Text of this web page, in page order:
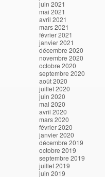
juin 2021
mai 2021
avril 2021
mars 2021
février 2021
janvier 2021
décembre 2020
novembre 2020
octobre 2020
septembre 2020
août 2020
juillet 2020
juin 2020
mai 2020
avril 2020
mars 2020
février 2020
janvier 2020
décembre 2019
octobre 2019
septembre 2019
juillet 2019
juin 2019